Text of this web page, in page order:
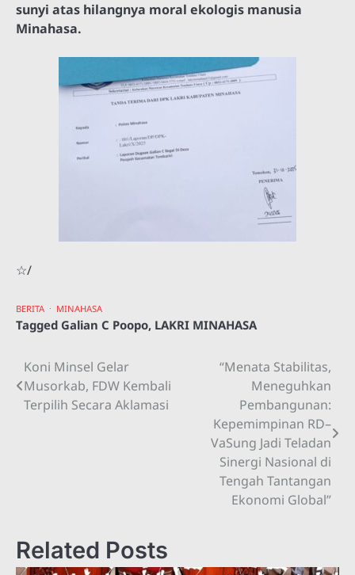
sunyi atas hilangnya moral ekologis manusia
Minahasa.
☆/
BERITA MINAHASA
Tagged Galian C Poopo, LAKRI MINAHASA
Navigasi
pos
Koni Minsel Gelar
Musorkab, FDW Kembali
Terpilih Secara Aklamasi
“Menata Stabilitas,
Meneguhkan
Pembangunan:
Kepemimpinan RD–
VaSung Jadi Teladan
Sinergi Nasional di
Tengah Tantangan
Ekonomi Global”
Related Posts